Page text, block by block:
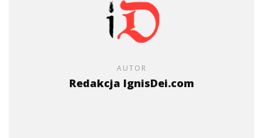
AUTOR
Redakcja IgnisDei.com